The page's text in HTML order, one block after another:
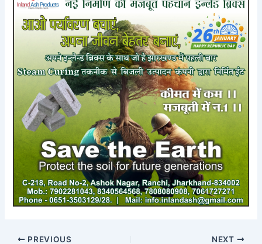
PREVIOUS NEXT